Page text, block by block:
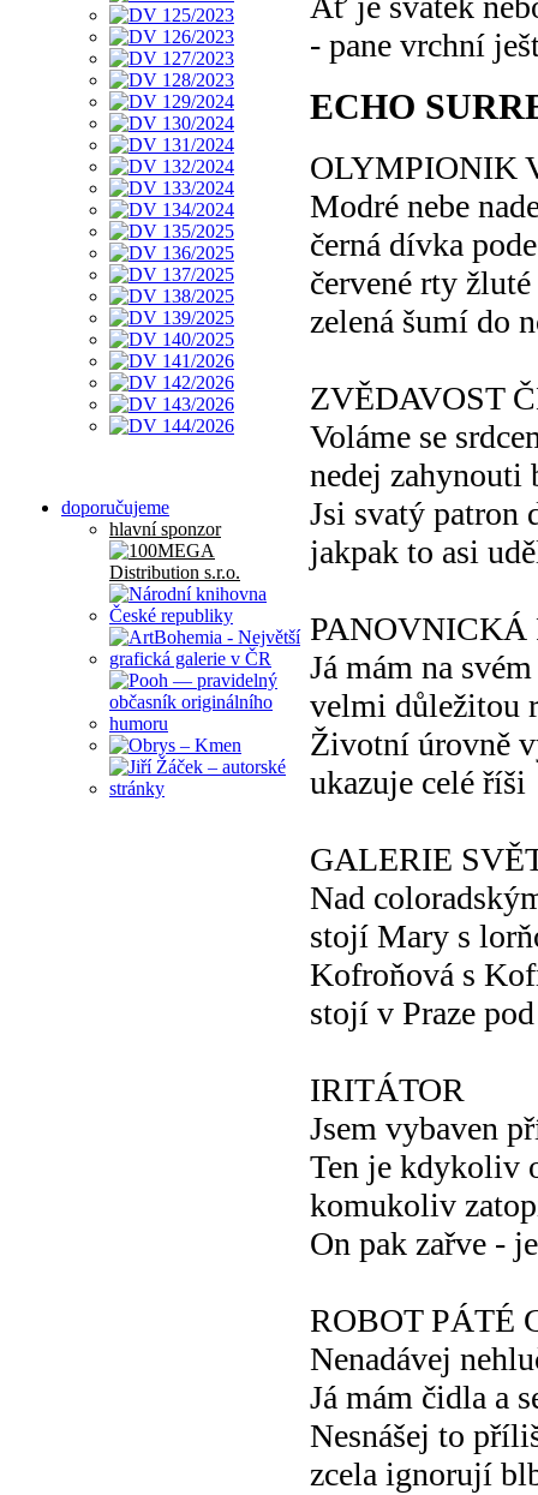
doporučujeme
hlavní sponzor
- pane vrchní
ECHO
OLYMPIONIK
Modré nebe
černá dívka
červené rty
zelená šumí do
ZVĚDAVOST
Voláme se
nedej zahynouti
Jsi svatý patron
jakpak to asi
PANOVNICKÁ
Já mám na
velmi důležitou
Životní úrovně
ukazuje celé říši
GALERIE
Nad
stojí Mary s
Kofroňová s
stojí v Praze
IRITÁTOR
Jsem vybaven
Ten je kdykoliv
komukoliv
On pak zařve -
ROBOT PÁTÉ
Nenadávej
Já mám čidla a
Nesnášej to
zcela ignorují